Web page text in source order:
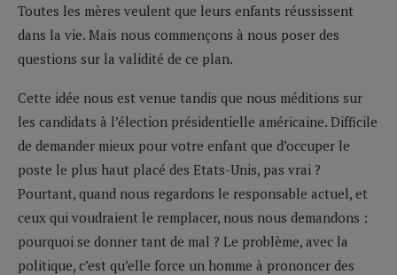
Toutes les mères veulent que leurs enfants réussissent
dans la vie. Mais nous commençons à nous poser des
questions sur la validité de ce plan.
Cette idée nous est venue tandis que nous méditions sur
les candidats à l’élection présidentielle américaine. Difficile
de demander mieux pour votre enfant que d’occuper le
poste le plus haut placé des Etats-Unis, pas vrai ?
Pourtant, quand nous regardons le responsable actuel, et
ceux qui voudraient le remplacer, nous nous demandons :
pourquoi se donner tant de mal ? Le problème, avec la
politique, c’est qu’elle force un homme à prononcer des